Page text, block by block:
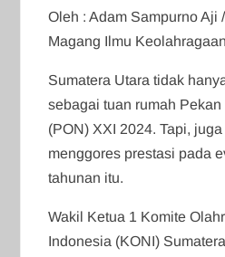
Oleh : Adam Sampurno Aji
Magang Ilmu
Sumatera Utara tidak
sebagai tuan rumah
(PON) XXI 2024. Tapi,
menggores prestasi pada
tahunan itu.
Wakil Ketua 1 Komite
Indonesia (KONI)